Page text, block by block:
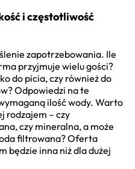
i częstotliwość
zapotrzebowania. Ile
przyjmuje wielu gości?
do picia, czy również do
Odpowiedzi na te
ilość wody. Warto
rodzajem – czy
czy mineralna, a może
filtrowana? Oferta
będzie inna niż dla dużej